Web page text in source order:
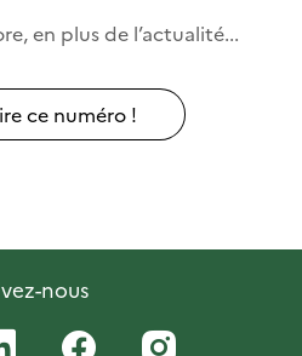
en plus de l’actualité...
ce numéro !
nous